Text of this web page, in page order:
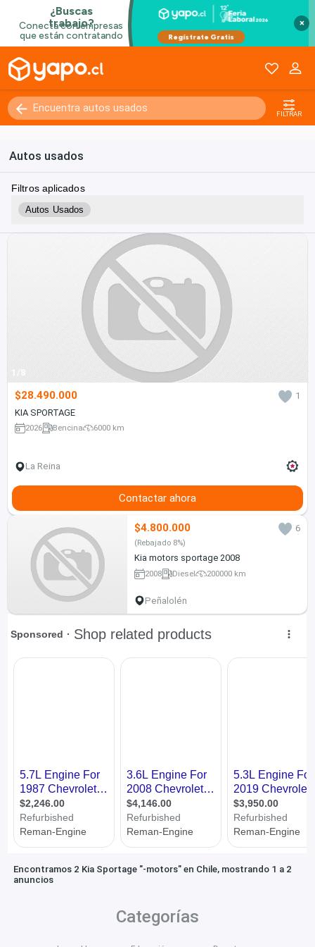
×
FILTRAR
Autos usados
Filtros aplicados
Autos Usados
1/8
$28.490.000
1
KIA SPORTAGE
2026 Bencina 6000 km
La Reina
Contactar ahora
$4.800.000 6
(Rebajado 8%)
Kia motors sportage 2008
2008 Diesel 200000 km
Peñalolén
Encontramos 2 Kia Sportage "-motors" en Chile, mostrando 1 a 2
anuncios
Categorías